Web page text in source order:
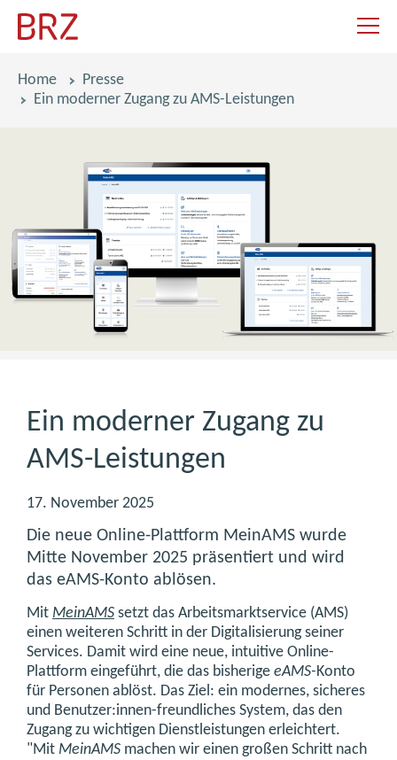
Pfadnavigation
Home
Presse
Ein moderner Zugang zu AMS-Leistungen
Ein moderner Zugang zu
AMS-Leistungen
17. November 2025
Die neue Online-Plattform MeinAMS wurde
Mitte November 2025 präsentiert und wird
das eAMS-Konto ablösen.
Mit MeinAMS setzt das Arbeitsmarktservice (AMS)
einen weiteren Schritt in der Digitalisierung seiner
Services. Damit wird eine neue, intuitive Online-
Plattform eingeführt, die das bisherige eAMS-Konto
für Personen ablöst. Das Ziel: ein modernes, sicheres
und Benutzer:innen-freundliches System, das den
Zugang zu wichtigen Dienstleistungen erleichtert.
"Mit MeinAMS machen wir einen großen Schritt nach